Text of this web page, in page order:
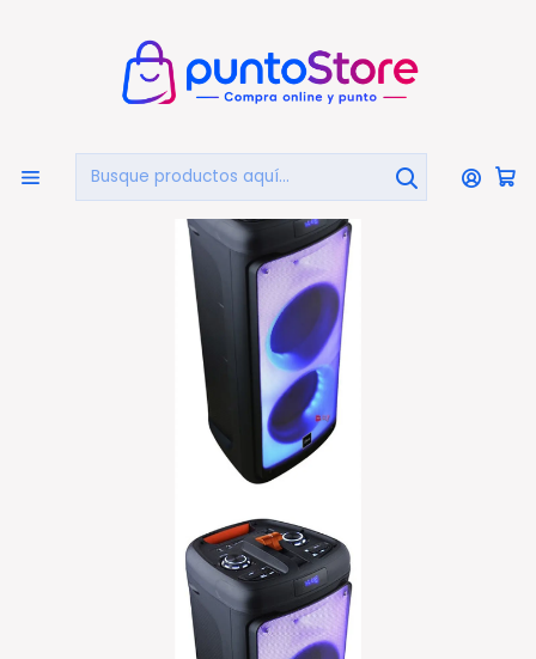
AUDIO Y VIDEO Audio Parlantes Portátiles
Parlante Flaming Dance Pantalla Led Con Control
Central - Ps